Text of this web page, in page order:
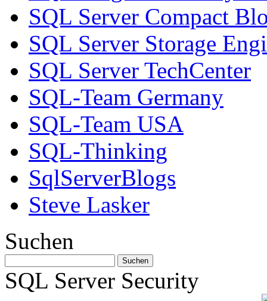
SQL Server Compact
SQL Server Storage
SQL Server TechCenter
SQL-Team Germany
SQL-Team USA
SQL-Thinking
SqlServerBlogs
Steve Lasker
Suchen
SQL Server Security